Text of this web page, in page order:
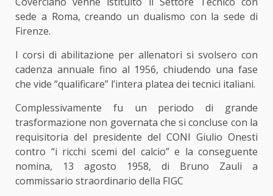
sede a Roma, creando un dualismo con la sede di
Firenze.
I corsi di abilitazione per allenatori si svolsero con
cadenza annuale fino al 1956, chiudendo una fase
che vide “qualificare” l’intera platea dei tecnici italiani.
Complessivamente fu un periodo di grande
trasformazione non governata che si concluse con la
requisitoria del presidente del CONI Giulio Onesti
contro “i ricchi scemi del calcio” e la conseguente
nomina, 13 agosto 1958, di Bruno Zauli a
commissario straordinario della FIGC